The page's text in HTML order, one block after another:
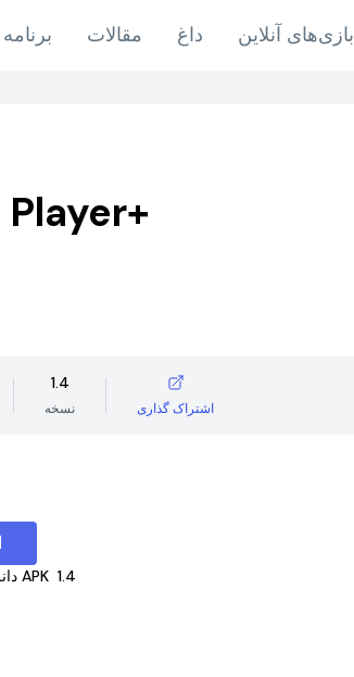
مقالات داغ بازی‌های آنلاین
1.4
نسخه اشتراک گذاری
دانلود APK 1.4